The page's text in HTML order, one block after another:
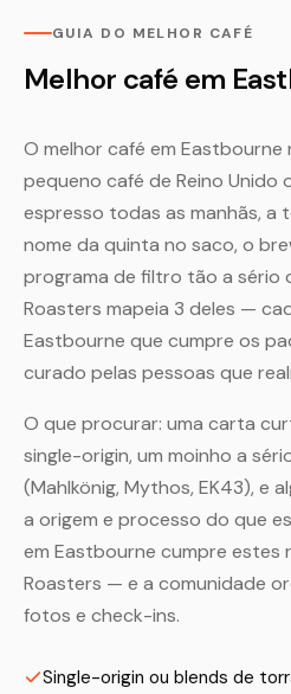
GUIA DO MELHOR CAFÉ
Melhor café em
O melhor café em Eastbourne
pequeno café de Reino Unido
espresso todas as manhãs, a
nome da quinta no saco, o
programa de filtro tão a sério
Roasters mapeia 3 deles —
Eastbourne que cumpre os
curado pelas pessoas que
O que procurar: uma carta
single-origin, um moinho a
(Mahlkönig, Mythos, EK43), e
a origem e processo do que
em Eastbourne cumpre estes
Roasters — e a comunidade
fotos e check-ins.
Single-origin ou blends de